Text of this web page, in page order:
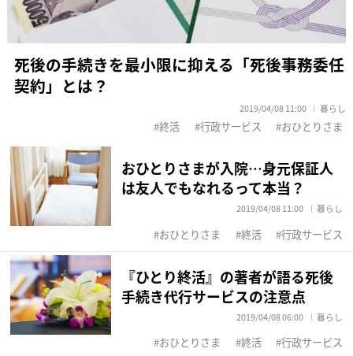
死後の手続きを最小限に抑える「死後事務委任
契約」とは？
2019/04/08 11:00 暮らし
終活 行政サービス おひとりさま
おひとりさまが入院…身元保証人
は友人でもなれるって本当？
2019/04/08 11:00 暮らし
おひとりさま 終活 行政サービス
『ひとり終活』の著者が語る死後
手続き代行サービスの注意点
2019/04/08 06:00 暮らし
おひとりさま 終活 行政サービス